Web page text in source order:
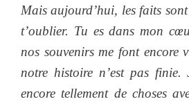
Mais aujourd’hui, les faits
t’oublier. Tu es dans mon
nos souvenirs me font encore
notre histoire n’est pas finie.
encore tellement de choses